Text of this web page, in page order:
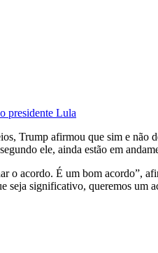
presidente Lula
Trump afirmou que sim e
ele, ainda estão em
o acordo. É um bom acordo”,
seja significativo, queremos um